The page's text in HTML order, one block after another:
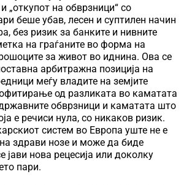
„откупот на обврзници“ со
беше убав, лесен и суптилен начин
без ризик за банките и нивните
на граѓаните во форма на
за живот во иднина. Ова се
арбитражна позиција на
меѓу владите на земјите
од разликата во каматата
обврзници и каматата што
е речиси нула, со никаков ризик.
систем во Европа уште не е
здрави нозе и може да биде
јави нова рецесија или доколку
пари.